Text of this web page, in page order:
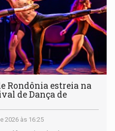
Rondônia estreia na
de Dança de
2026 às 16:25